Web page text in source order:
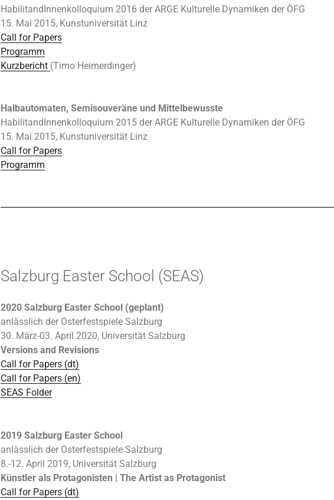
HabilitandInnenkolloquium 2016 der ARGE Kulturelle Dynamiken der ÖFG
15. Mai 2015, Kunstuniversität Linz
Call for Papers
Programm
Kurzbericht (Timo Heimerdinger)
Halbautomaten, Semisouveräne und Mittelbewusste
HabilitandInnenkolloquium 2015 der ARGE Kulturelle Dynamiken der ÖFG
15. Mai 2015, Kunstuniversität Linz
Call for Papers
Programm
Salzburg Easter School (SEAS)
2020 Salzburg Easter School (geplant)
anlässlich der Osterfestspiele Salzburg
30. März-03. April 2020, Universität Salzburg
Versions and Revisions
Call for Papers (dt)
Call for Papers (en)
SEAS Folder
2019 Salzburg Easter School
anlässlich der Osterfestspiele Salzburg
8.-12. April 2019, Universität Salzburg
Künstler als Protagonisten | The Artist as Protagonist
Call for Papers (dt)